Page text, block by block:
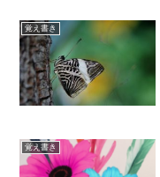
覚え書き
覚え書き